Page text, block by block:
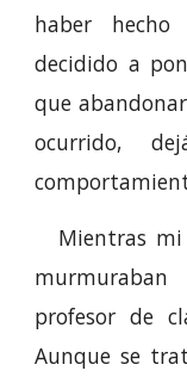
haber
decidido a
que
ocurrido,
Mientras
murmuraban
profesor de
Aunque se